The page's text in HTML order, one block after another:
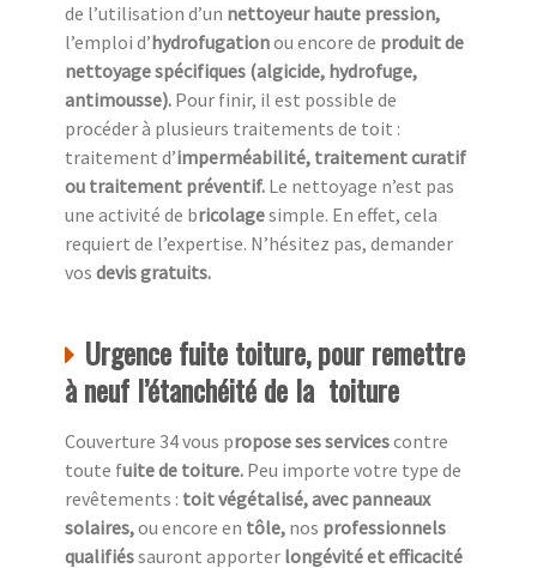
de l’utilisation d’un nettoyeur haute pression,
l’emploi d’hydrofugationou encore de produit de
nettoyage spécifiques (algicide, hydrofuge,
antimousse). Pour finir, il est possible de
procéder à plusieurs traitements de toit :
traitement d’imperméabilité, traitement curatif
ou traitement préventif. Le nettoyage n’est pas
une activité de bricolagesimple. En effet, cela
requiert de l’expertise. N’hésitez pas, demander
vos devis gratuits.
Urgence fuite toiture, pour remettre
à neuf l’étanchéité de la toiture
Couverture 34 vous propose ses servicescontre
toute fuite de toiture. Peu importe votre type de
revêtements : toit végétalisé, avec panneaux
solaires,ou encore en tôle, nos professionnels
qualifiéssauront apporter longévité et efficacité